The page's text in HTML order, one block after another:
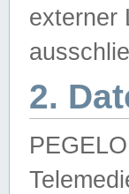
externer
2.